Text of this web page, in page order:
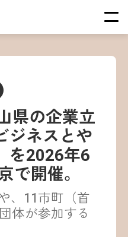
要
ス
一覧
ス
ト
報
県の企業立
ジネスとや
を2026年6
で開催。
、11市町（首
体が参加する